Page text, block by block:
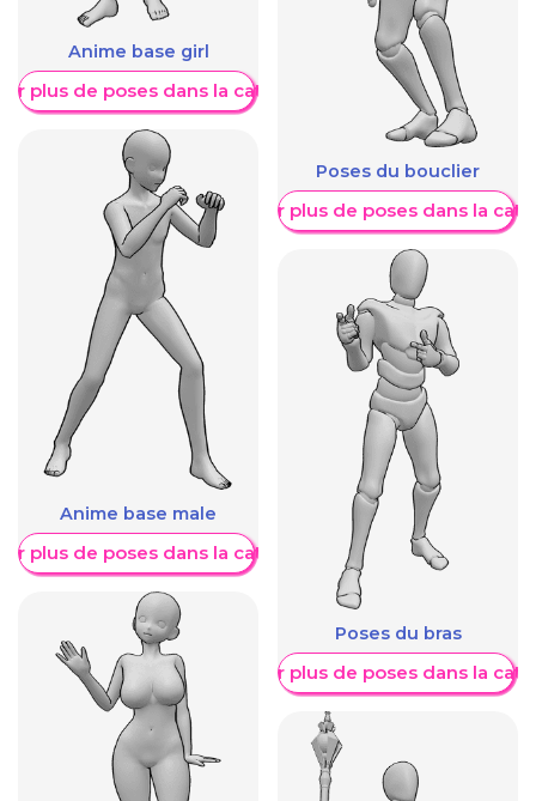
Anime base girl
plus de poses dans la catégorie
Anime base male
plus de poses dans la catégorie
Poses du bouclier
Afficher plus de poses dans la
Poses du bras
Afficher plus de poses dans la